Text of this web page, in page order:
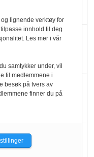
men fulle
i butikken
1 milliard i
lignende verktøy for
innhold til deg
Les mer i vår
samtykker under, vil
til medlemmene i
besøk på tvers av
finner du på